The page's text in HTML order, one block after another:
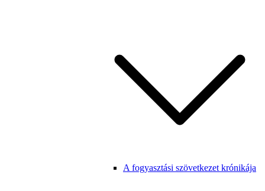
A fogyasztási szövetkezet krónikája